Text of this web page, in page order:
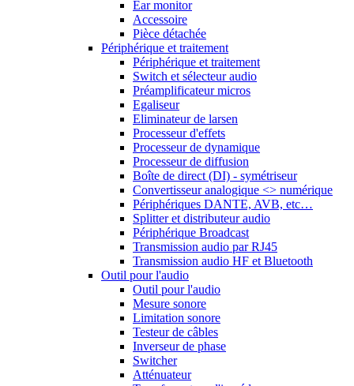
Ear monitor
Accessoire
Pièce détachée
Périphérique et traitement
Périphérique et traitement
Switch et sélecteur audio
Préamplificateur micros
Egaliseur
Eliminateur de larsen
Processeur d'effets
Processeur de dynamique
Processeur de diffusion
Boîte de direct (DI) - symétriseur
Convertisseur analogique <> numérique
Périphériques DANTE, AVB, etc…
Splitter et distributeur audio
Périphérique Broadcast
Transmission audio par RJ45
Transmission audio HF et Bluetooth
Outil pour l'audio
Outil pour l'audio
Mesure sonore
Limitation sonore
Testeur de câbles
Inverseur de phase
Switcher
Atténuateur